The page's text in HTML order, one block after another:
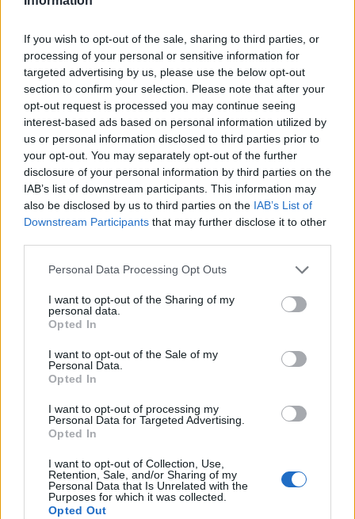
If you wish to opt-out of the sale, sharing to third parties, or
processing of your personal or sensitive information for
targeted advertising by us, please use the below opt-out
section to confirm your selection. Please note that after your
opt-out request is processed you may continue seeing
interest-based ads based on personal information utilized by
us or personal information disclosed to third parties prior to
your opt-out. You may separately opt-out of the further
disclosure of your personal information by third parties on the
IAB’s list of downstream participants. This information may
also be disclosed by us to third parties on the IAB’s List of
Downstream Participants that may further disclose it to other
Please note that this website/app uses one or more Google
not limited to your visit or usage behaviour. You may click to
grant or deny consent to Google and its third-party tags to
use your data for below specified purposes in below Google
consent section.
Personal Data Processing Opt Outs
I want to opt-out of the Sharing of my
personal data.
Opted In
I want to opt-out of the Sale of my
Personal Data.
Opted In
I want to opt-out of processing my
Personal Data for Targeted Advertising.
Opted In
I want to opt-out of Collection, Use,
Retention, Sale, and/or Sharing of my
Personal Data that Is Unrelated with the
Purposes for which it was collected.
Opted Out
diversi Paesi mostrano livelli ancora lontani dagli
tassi su livelli storicamente elevati. Questo richiede
alle pmi un duplice sforzo di difesa della liquidità e
di investimento mirato in efficienza e innovazione.
Con un approccio integrato che unisca
ottimizzazione fiscaleaccesso a incentivi e
controllo finanziario costante, le pmi possono
contenere l’impatto dei maggiori oneri e preservare
la capacità di crescita anche in un contesto di
AUTORE
Linda Pellegrini
processo di riconversione dell'ex area
portuale entrando in Comune per un'intervista
sulle rubriche storiche e propone in
redazione inchieste su memoria locale.
un archivio di fotografie d'epoca della città.